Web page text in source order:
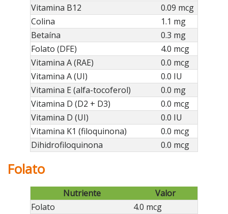
Vitamina B12
0.09 mcg
Colina
1.1 mg
Betaína
0.3 mg
Folato (DFE)
4.0 mcg
Vitamina A (RAE)
0.0 mcg
Vitamina A (UI)
0.0 IU
Vitamina E (alfa-tocoferol)
0.0 mg
Vitamina D (D2 + D3)
0.0 mcg
Vitamina D (UI)
0.0 IU
Vitamina K1 (filoquinona)
0.0 mcg
Dihidrofiloquinona
0.0 mcg
Folato
Nutriente
Valor
Folato
4.0 mcg